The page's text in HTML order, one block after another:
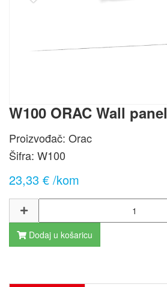
W100 ORAC Wall panel
Proizvođač: Orac
Šifra: W100
23,33 € /kom
Dodaj u košaricu